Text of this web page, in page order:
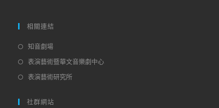
相關連結
知音劇場
表演藝術暨華文音樂劇中心
表演藝術研究所
社群網站